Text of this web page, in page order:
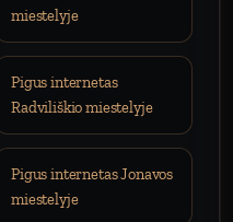
miestelyje
Pigus internetas
Radviliškio miestelyje
Pigus internetas Jonavos
miestelyje